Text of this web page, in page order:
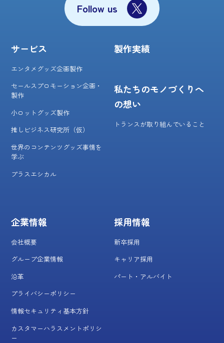
Follow us
サービス
エンタメグッズ企画製作
セールスプロモーション企画・
製作
小ロットグッズ製作
推しビジネス研究所（仮）
世界のコンテンツグッズ事情を
学ぶ
プラスエシカル
製作実績
私たちのモノづくりへ
の想い
トランスが取り組んでいること
企業情報
会社概要
グループ企業情報
沿革
プライバシーポリシー
情報セキュリティ基本方針
カスタマーハラスメントポリシ
ー
採用情報
新卒採用
キャリア採用
パート・アルバイト